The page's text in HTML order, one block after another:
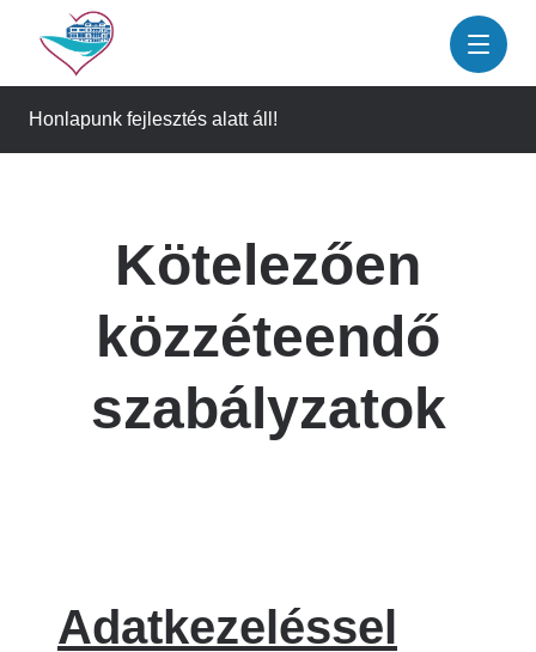
tartalomra
Honlapunk fejlesztés alatt áll!
Kötelezően
közzéteendő
szabályzatok
Adatkezeléssel